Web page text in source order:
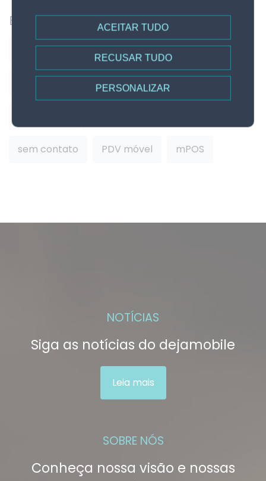
Etiquetas
softPOS MPoC Tokenização
Pagamentos móveis HCE NFC
sem contato PDV móvel mPOS
NOTÍCIAS
Siga as notícias do dejamobile
Leia mais
SOBRE NÓS
Conheça nossa visão e nossas
ACEITAR TUDO
RECUSAR TUDO
PERSONALIZAR